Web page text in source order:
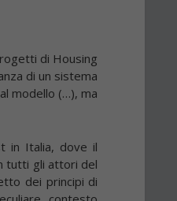
di Housing
di un sistema
modello (…), ma
in Italia, dove il
tutti gli attori del
dei principi di